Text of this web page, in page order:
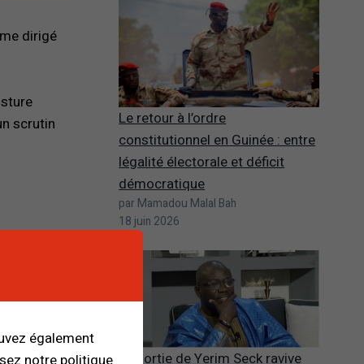
dirigé
scrutin
France
phase
Ceux
Le retour à l’ordre
constitutionnel en Guinée : entre
légalité électorale et déficit
démocratique
par Mamadou Malal Bah
18 juin 2026
La sortie de Yerim Seck ravive
également